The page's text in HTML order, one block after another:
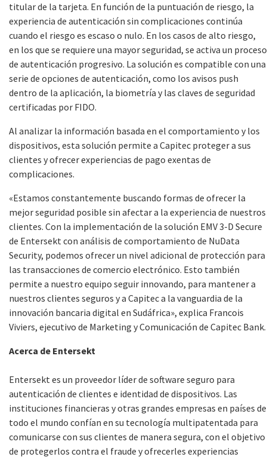
titular de la tarjeta. En función de la puntuación de riesgo, la
experiencia de autenticación sin complicaciones continúa
cuando el riesgo es escaso o nulo. En los casos de alto riesgo,
en los que se requiere una mayor seguridad, se activa un proceso
de autenticación progresivo. La solución es compatible con una
serie de opciones de autenticación, como los avisos push
dentro de la aplicación, la biometría y las claves de seguridad
certificadas por FIDO.
Al analizar la información basada en el comportamiento y los
dispositivos, esta solución permite a Capitec proteger a sus
clientes y ofrecer experiencias de pago exentas de
complicaciones.
«Estamos constantemente buscando formas de ofrecer la
mejor seguridad posible sin afectar a la experiencia de nuestros
clientes. Con la implementación de la solución EMV 3-D Secure
de Entersekt con análisis de comportamiento de NuData
Security, podemos ofrecer un nivel adicional de protección para
las transacciones de comercio electrónico. Esto también
permite a nuestro equipo seguir innovando, para mantener a
nuestros clientes seguros y a Capitec a la vanguardia de la
innovación bancaria digital en Sudáfrica», explica Francois
Viviers, ejecutivo de Marketing y Comunicación de Capitec Bank.
Acerca de Entersekt
Entersekt es un proveedor líder de software seguro para
autenticación de clientes e identidad de dispositivos. Las
instituciones financieras y otras grandes empresas en países de
todo el mundo confían en su tecnología multipatentada para
comunicarse con sus clientes de manera segura, con el objetivo
de protegerlos contra el fraude y ofrecerles experiencias